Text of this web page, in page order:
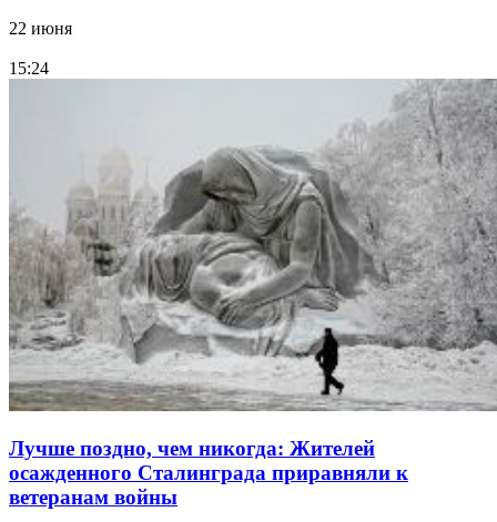
22 июня
15:24
Лучше поздно, чем никогда: Жителей
осажденного Сталинграда приравняли к
ветеранам войны